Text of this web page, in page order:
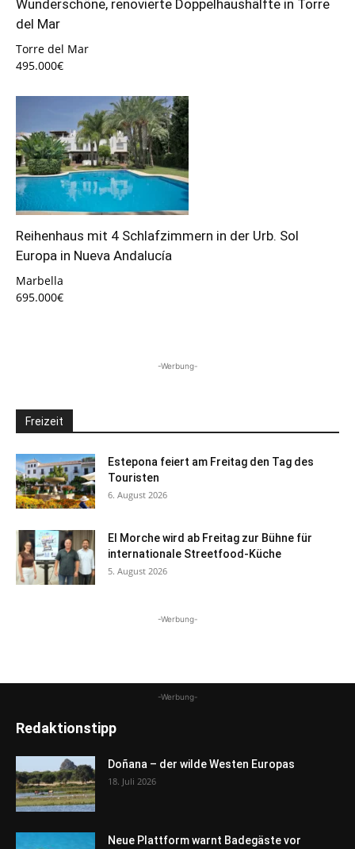
Wunderschöne, renovierte Doppelhaushälfte in Torre
del Mar
Torre del Mar
495.000€
Reihenhaus mit 4 Schlafzimmern in der Urb. Sol
Europa in Nueva Andalucía
Marbella
695.000€
-Werbung-
Freizeit
Estepona feiert am Freitag den Tag des
Touristen
6. August 2026
El Morche wird ab Freitag zur Bühne für
internationale Streetfood-Küche
5. August 2026
-Werbung-
-Werbung-
Redaktionstipp
Doñana – der wilde Westen Europas
18. Juli 2026
Neue Plattform warnt Badegäste vor